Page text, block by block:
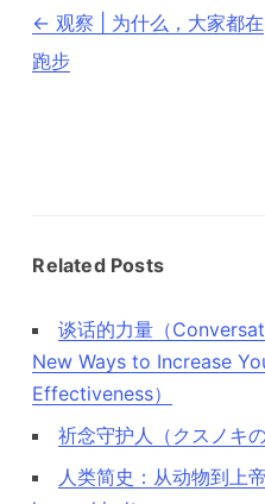
文
章
导
← 观察 | 为什么，大家都在
跑步
Related Posts
谈话的力量（
New Ways to Increase
Effectiveness）
祈念守护人（クスノキ
人类简史：从动物到